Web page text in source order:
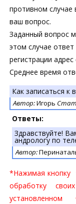
противном
ваш вопрос.
Заданный вопрос
этом случае
регистрации адрес
Среднее время
Как записаться к
Автор:Игорь
Ответы:
Здравствуйте!
андрологу по
Автор:
*Нажимая кнопку
обработку